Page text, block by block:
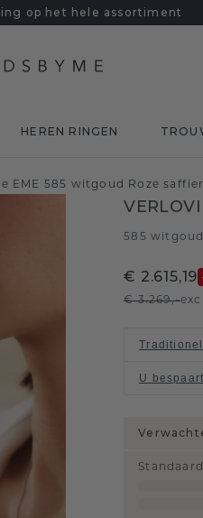
op het hele assortiment
HEREN RINGEN
EME 585 witgoud Roze
585 witgoud
€ 2.615,19
€ 3.269,-
U bespaart
Standaard